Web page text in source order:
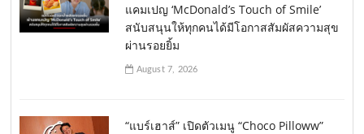
แคมเปญ ‘McDonald’s Touch of Smile’
สนับสนุนให้ทุกคนได้มีโอกาสสัมผัสความสุข
ผ่านรอยยิ้ม
August 7, 2026
“แบร์เฮาส์” เปิดตัวเมนู “Choco Pilloww”